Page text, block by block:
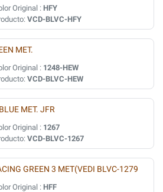
Original : HFY
VCD-BLVC-HFY
MET.
Original : 1248-HEW
VCD-BLVC-HEW
MET. JFR
Original : 1267
VCD-BLVC-1267
GREEN 3 MET(VEDI BLVC-1279
Original : HFF